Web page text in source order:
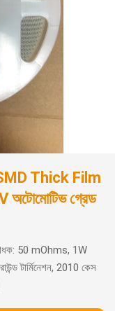
Thick Film
গ্রেড
50 mOhms, 1W
টার্মিনেশন, 2010 কেস